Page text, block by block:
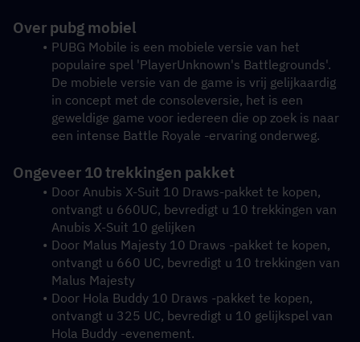
Over pubg mobiel
PUBG Mobile is een mobiele versie van het
populaire spel 'PlayerUnknown's Battlegrounds'.
De mobiele versie van de game is vrij gelijkaardig
in concept met de consoleversie, het is een
geweldige game voor iedereen die op zoek is naar
een intense Battle Royale -ervaring onderweg.
Ongeveer 10 trekkingen pakket
Door Anubis X-Suit 10 Draws-pakket te kopen,
ontvangt u 660UC, bevredigt u 10 trekkingen van
Anubis X-Suit 10 gelijken
Door Malus Majesty 10 Draws -pakket te kopen,
ontvangt u 660 UC, bevredigt u 10 trekkingen van
Malus Majesty
Door Hola Buddy 10 Draws -pakket te kopen,
ontvangt u 325 UC, bevredigt u 10 gelijkspel van
Hola Buddy -evenement.